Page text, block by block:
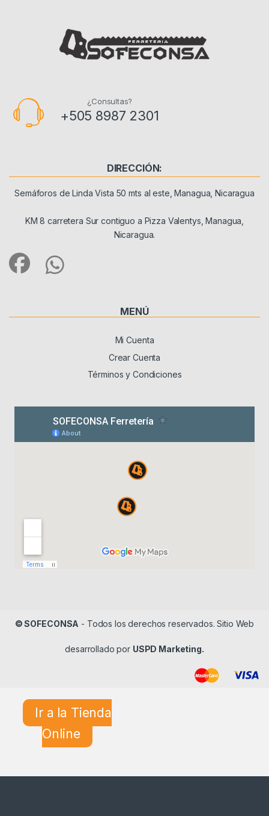
¿Consultas?
+505 8987 2301
DIRECCIÓN:
Semáforos de Linda Vista 50 mts al este, Managua, Nicaragua
KM 8 carretera Sur contiguo a Pizza Valentys, Managua,
Nicaragua.
MENÚ
Mi Cuenta
Crear Cuenta
Términos y Condiciones
© SOFECONSA - Todos los derechos reservados. Sitio Web
desarrollado por USPD Marketing.
Ir a la Tienda
Online